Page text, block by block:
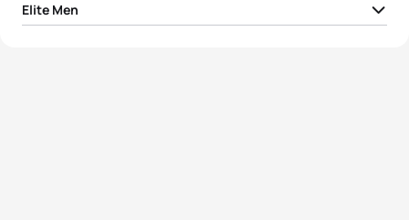
Elite Men